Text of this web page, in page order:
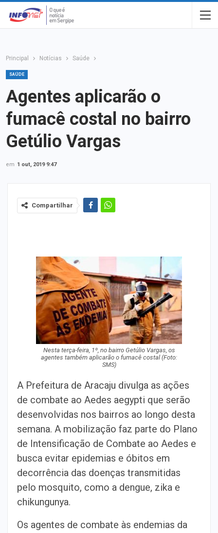
Principal Notícias Saúde
SAÚDE
Agentes aplicarão o
fumacê costal no bairro
Getúlio Vargas
em 1 out, 2019 9:47
Compartilhar
Nesta terça-feira, 1º, no bairro Getúlio Vargas, os
agentes também aplicarão o fumacê costal (Foto:
SMS)
A Prefeitura de Aracaju divulga as ações
de combate ao Aedes aegypti que serão
desenvolvidas nos bairros ao longo desta
semana. A mobilização faz parte do Plano
de Intensificação de Combate ao Aedes e
busca evitar epidemias e óbitos em
decorrência das doenças transmitidas
pelo mosquito, como a dengue, zika e
chikungunya.
Os agentes de combate às endemias da